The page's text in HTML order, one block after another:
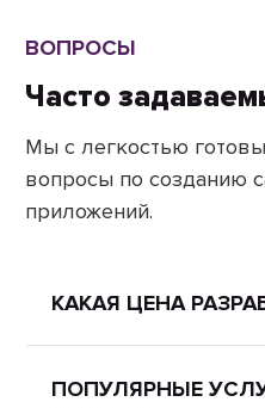
ВОПРОСЫ
Часто
Мы с легкостью
вопросы по созданию
приложений.
КАКАЯ ЦЕНА
Все цены вы
ПОПУЛЯРНЫЕ